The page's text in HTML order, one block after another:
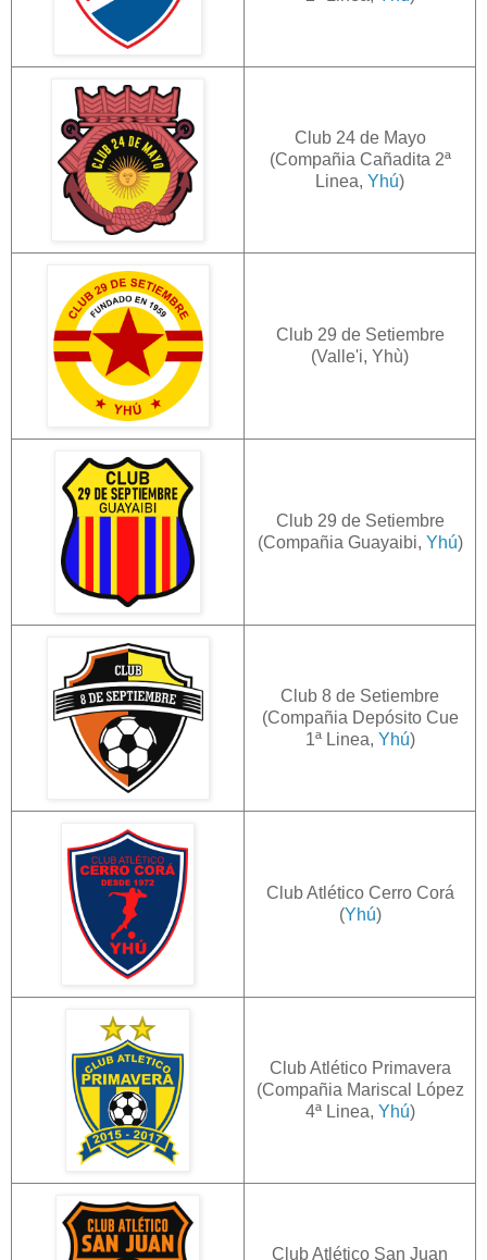
Club 24 de Mayo
(Compañia Cañadita 2ª
Linea, Yhú)
Club 29 de Setiembre
(Valle'i, Yhù)
Club 29 de Setiembre
(Compañia Guayaibi, Yhú)
Club 8 de Setiembre
(Compañia Depósito Cue
1ª Linea, Yhú)
Club Atlético Cerro Corá
(Yhú)
Club Atlético Primavera
(Compañia Mariscal López
4ª Linea, Yhú)
Club Atlético San Juan